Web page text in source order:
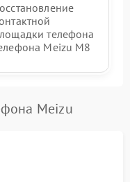
телефона
Meizu M8
Meizu